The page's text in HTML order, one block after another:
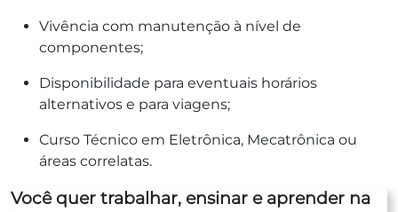
Vivência com manutenção à nível de
componentes;
Disponibilidade para eventuais horários
alternativos e para viagens;
Curso Técnico em Eletrônica, Mecatrônica ou
áreas correlatas.
Você quer trabalhar, ensinar e aprender na